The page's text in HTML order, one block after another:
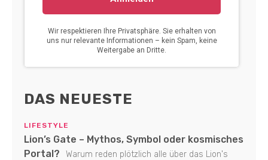
DAS NEUESTE
LIFESTYLE
Lion’s Gate – Mythos, Symbol oder kosmisches
Portal?
Warum reden plötzlich alle über das Lion's